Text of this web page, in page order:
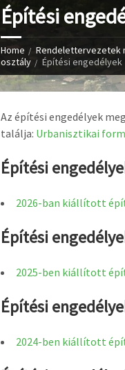
Építési
Home Rendelettervezetek
osztály
Építési engedélyek
Az építési engedélyek
találja: Urbanisztikai
Építési
2026-ban kiállított
Építési
2025-ben kiállított
Építési
2024-ben kiállított